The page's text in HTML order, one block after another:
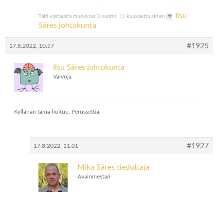
Tätä vastausta muokkasi 3 vuotta, 11 kuukautta sitten
Ilsu
Säres johtokunta
17.8.2022, 10:57 #1925
Ilsu Säres johtokunta
Valvoja
Kyllähän tämä hoituu. Perussettiä.
17.8.2022, 11:01 #1927
Mika Säres tiedottaja
Avainmestari